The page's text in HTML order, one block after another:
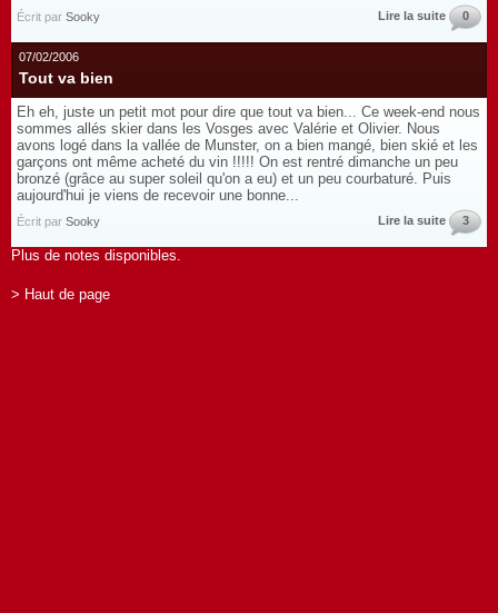
Écrit par Sooky Lire la suite 0
07/02/2006
Tout va bien
Eh eh, juste un petit mot pour dire que tout va bien... Ce week-end nous
sommes allés skier dans les Vosges avec Valérie et Olivier. Nous
avons logé dans la vallée de Munster, on a bien mangé, bien skié et les
garçons ont même acheté du vin !!!!! On est rentré dimanche un peu
bronzé (grâce au super soleil qu'on a eu) et un peu courbaturé. Puis
aujourd'hui je viens de recevoir une bonne...
Écrit par Sooky Lire la suite 3
Plus de notes disponibles.
> Haut de page